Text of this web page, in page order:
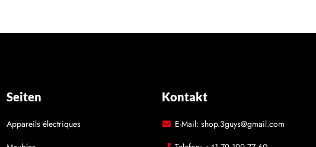
Seiten
Appareils électriques
Kontakt
E-Mail: shop.3guys@gmail.com